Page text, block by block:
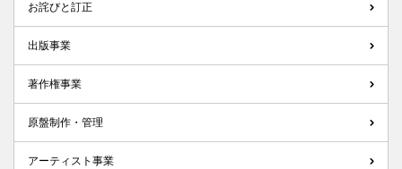
お詫びと訂正
出版事業
著作権事業
原盤制作・管理
アーティスト事業